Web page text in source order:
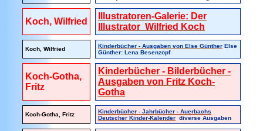
Koch, Wilfried
Illustratoren-Galerie: Der
Illustrator Wilfried Koch
Koch, Wilfried Kinderbücher - Ausgaben von Else Günther Else
Günther: Lena Besenzopf
Koch-Gotha,
Fritz
Kinderbücher - Bilderbücher -
Ausgaben von Fritz Koch-
Gotha
Koch-Gotha, Fritz
Kinderbücher - Jahrbücher - Auerbachs
Deutscher Kinder-Kalender diverse Ausgaben